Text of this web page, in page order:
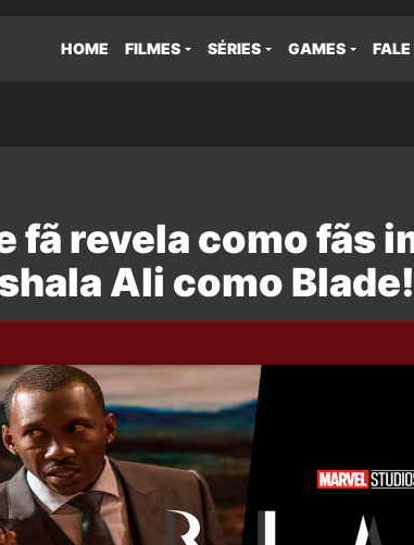
HOME FILMES SÉRIES GAMES
fã revela como fãs
Ali como Blade!